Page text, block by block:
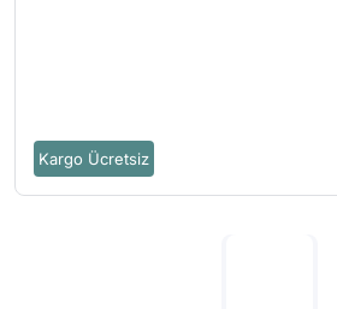
Kargo Ücretsiz